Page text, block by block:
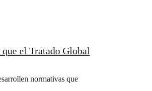
el Tratado Global
normativas que